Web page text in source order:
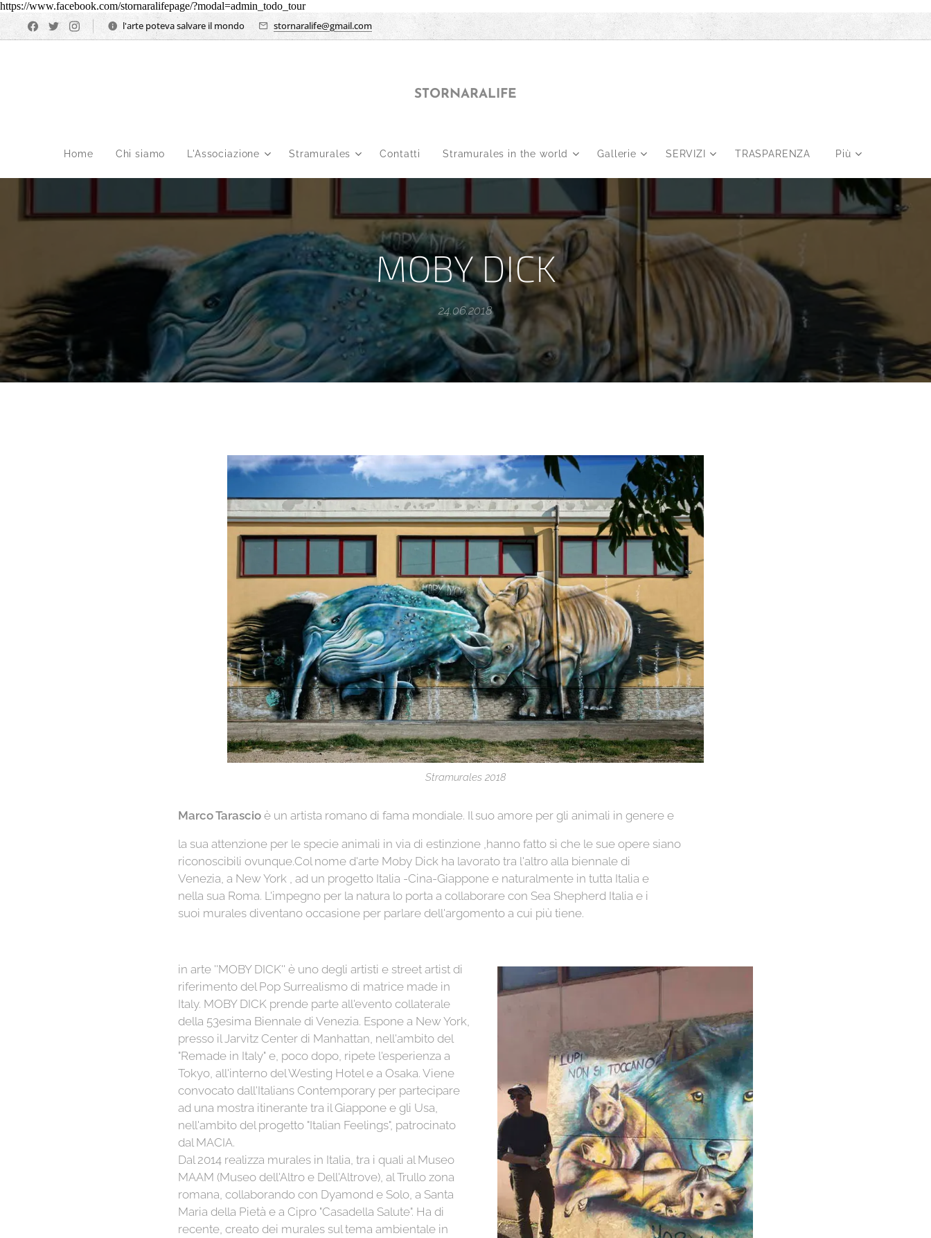
https://www.facebook.com/stornaralifepage/?modal=admin_todo_tour
l'arte poteva salvare il mondo stornaralife@gmail.com
STORNARALIFE
Home Chi siamo L'Associazione Stramurales Contatti Stramurales in the world Gallerie SERVIZI TRASPARENZA Più
MOBY DICK
24.06.2018
Stramurales 2018
Marco Tarascio è un artista romano di fama mondiale. Il suo amore per gli animali in genere e
la sua attenzione per le specie animali in via di estinzione ,hanno fatto sì che le sue opere siano
riconoscibili ovunque.Col nome d'arte Moby Dick ha lavorato tra l'altro alla biennale di
Venezia, a New York , ad un progetto Italia -Cina-Giappone e naturalmente in tutta Italia e
nella sua Roma. L'impegno per la natura lo porta a collaborare con Sea Shepherd Italia e i
suoi murales diventano occasione per parlare dell'argomento a cui più tiene.
in arte ''MOBY DICK'' è uno degli artisti e street artist di
riferimento del Pop Surrealismo di matrice made in
Italy. MOBY DICK prende parte all'evento collaterale
della 53esima Biennale di Venezia. Espone a New York,
presso il Jarvitz Center di Manhattan, nell'ambito del
"Remade in Italy" e, poco dopo, ripete l'esperienza a
Tokyo, all'interno del Westing Hotel e a Osaka. Viene
convocato dall'Italians Contemporary per partecipare
ad una mostra itinerante tra il Giappone e gli Usa,
nell'ambito del progetto "Italian Feelings", patrocinato
dal MACIA.
Dal 2014 realizza murales in Italia, tra i quali al Museo
MAAM (Museo dell'Altro e Dell'Altrove), al Trullo zona
romana, collaborando con Dyamond e Solo, a Santa
Maria della Pietà e a Cipro "Casadella Salute". Ha di
recente, creato dei murales sul tema ambientale in